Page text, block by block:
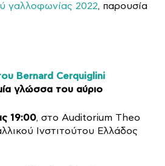
γαλλοφωνίας 2022, παρουσία
Bernard Cerquiglini
γλώσσα του αύριο
19:00, στο Auditorium Theo
Ινστιτούτου Ελλάδος